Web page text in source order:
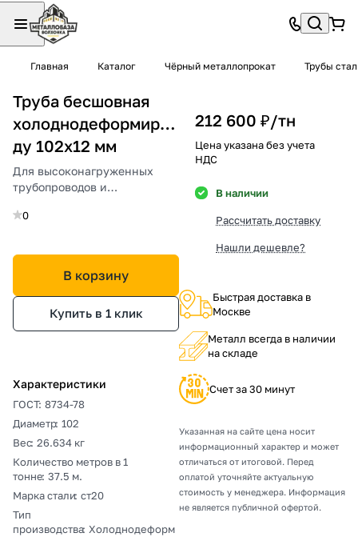
Главная Каталог Чёрный металлопрокат Трубы
Труба бесшовная
холоднодеформированная
ду 102х12 мм
Для высоконагруженных
трубопроводов и
0
В корзину
Купить в 1 клик
Характеристики
ГОСТ: 8734-78
Диаметр: 102
Вес: 26.634 кг
Количество метров в 1
тонне: 37.5 м.
Марка стали: ст20
Тип
производства: Холоднодеформ
212 600 ₽/тн
Цена указана без учета
НДС
В наличии
Рассчитать доставку
Нашли дешевле?
Быстрая доставка в
Москве
Металл всегда в наличии
на складе
Счет за 30 минут
Указанная на сайте цена носит
информационный характер и может
отличаться от итоговой. Перед
оплатой уточняйте актуальную
стоимость у менеджера. Информация
не является публичной офертой.